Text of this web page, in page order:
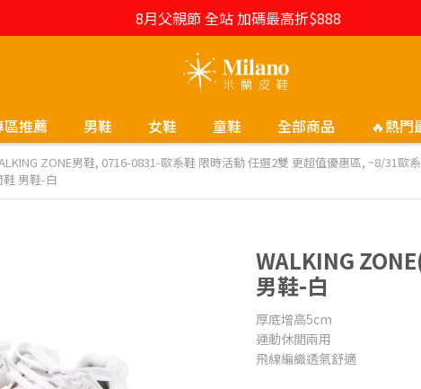
8月父親節 全站 加碼最高折$888
區推薦 男鞋 女鞋 童鞋 全部商品 🔥熱門
ZONE男鞋, 0716-0831-歐系鞋 限時活動 任選2雙 更超值優惠區, ~8/31歐
鞋 男鞋-白
WALKING
男鞋-白
厚底增高5cm
運動休閒兩用
飛線編織透氣舒適